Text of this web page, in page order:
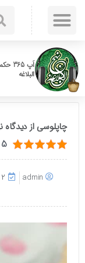
اَپ 365
البلاغه
چاپلوسی از دیدگاه
5
/
admin ۲ اردیبهشت ۱۴۰۳